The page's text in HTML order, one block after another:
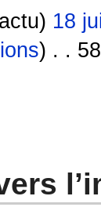
18
) . .